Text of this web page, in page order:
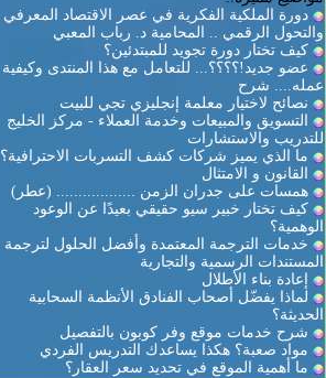
دورة الملكية الفكرية في عصر الاقتصاد المعرفي
والتحول الرقمي .. المحامية د. رباب المعبي
كيف تختار دورة تجويد للمبتدئين؟
عضو جديد!؟؟؟؟... للتعامل مع هذا المنتدى وكيفية
عمله.... شرح
نصائح لاختيار معلمة إنجليزي تجي للبيت
التسويق والمبيعات وخدمة العملاء - مركز الخليج
للتدريب والاستشارات
ما الذي يميز شركات كشف التسربات الاحترافية؟
القانون و الامتثال
همسات على جدران الزمن .................. (عطر)
كيف تختار خبير سيو حقيقي بعيدًا عن الوعود
الوهمية؟
خدمات الترجمة المعتمدة وأفضل الحلول لترجمة
المستندات الرسمية والتجارية
إعادة بناء الأطلال
لماذا يفضّل أصحاب الفنادق الأنظمة السحابية
الحديثة؟
شرح خدمات موقع وفر كوبون بالتفصيل
مواد صعبة؟ هكذا يساعدك التدريس الفردي
ما أهمية الموقع في تحديد سعر العقار؟